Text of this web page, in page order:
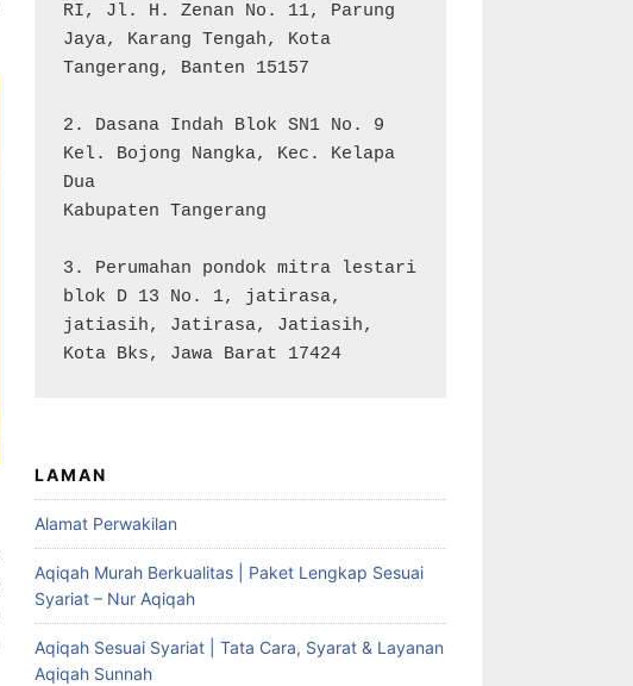
RI, Jl. H. Zenan No. 11, Parung
Jaya, Karang Tengah, Kota
Tangerang, Banten 15157
2. Dasana Indah Blok SN1 No. 9
Kel. Bojong Nangka, Kec. Kelapa
Dua
Kabupaten Tangerang
3. Perumahan pondok mitra lestari
blok D 13 No. 1, jatirasa,
jatiasih, Jatirasa, Jatiasih,
Kota Bks, Jawa Barat 17424
LAMAN
Alamat Perwakilan
Aqiqah Murah Berkualitas | Paket Lengkap Sesuai
Syariat – Nur Aqiqah
Aqiqah Sesuai Syariat | Tata Cara, Syarat & Layanan
Aqiqah Sunnah